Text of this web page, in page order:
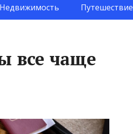
Недвижимость Путешествие
все чаще